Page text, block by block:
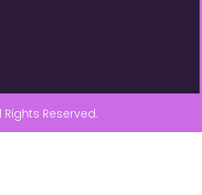
Rights Reserved.